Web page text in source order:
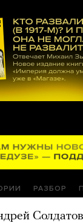
РАЗБОР